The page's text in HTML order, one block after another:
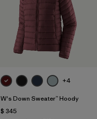
+4
W's Down Sweater™ Hoody
$ 345